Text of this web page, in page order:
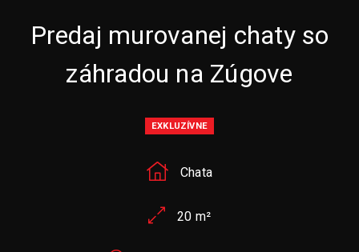
Predaj murovanej chaty so
záhradou na Zúgove
EXKLUZÍVNE
Chata
20 m²